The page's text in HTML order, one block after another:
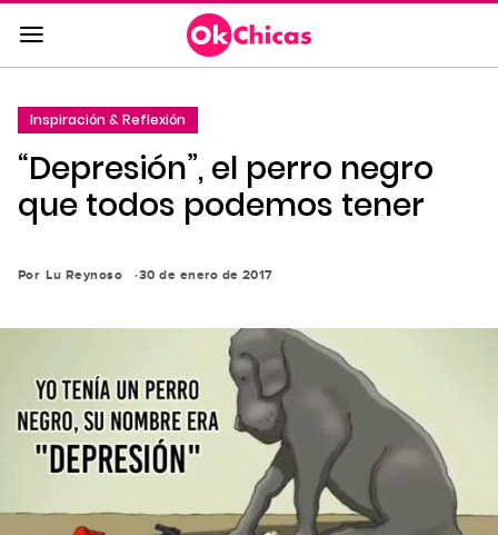
Saltar
al
contenido
la
navegación
Inspiración & Reflexión
“Depresión”, el perro negro
que todos podemos tener
Por Lu Reynoso 30 de enero de 2017